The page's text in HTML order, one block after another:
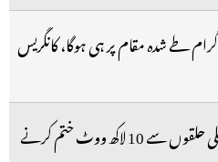
طے شدہ مقام پر ہی ہوگا، کانگریس
حیدرآباد کے 15 اسمبلی حلقوں سے 10 لاکھ ووٹ ختم کرنے